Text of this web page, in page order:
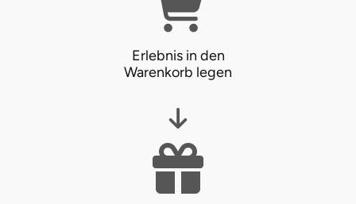
Erlebnis in den
Warenkorb legen